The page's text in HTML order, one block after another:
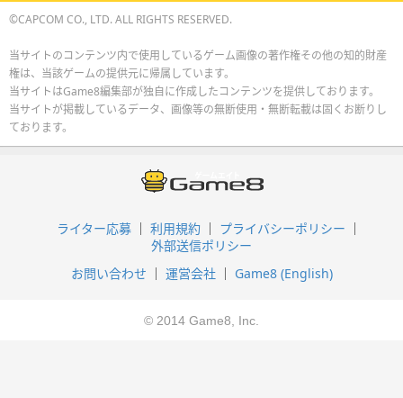
©CAPCOM CO., LTD. ALL RIGHTS RESERVED.
当サイトのコンテンツ内で使用しているゲーム画像の著作権その他の知的財産
権は、当該ゲームの提供元に帰属しています。
当サイトはGame8編集部が独自に作成したコンテンツを提供しております。
当サイトが掲載しているデータ、画像等の無断使用・無断転載は固くお断りし
ております。
ライター応募 利用規約
プライバシーポリシー
外部送信ポリシー
お問い合わせ
運営会社 Game8 (English)
© 2014 Game8, Inc.